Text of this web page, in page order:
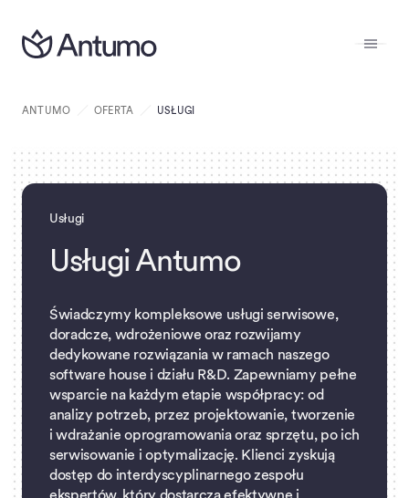
ANTUMO OFERTA USŁUGI
Usługi
UsługiAntumo
Świadczymy kompleksowe usługi serwisowe,
doradcze, wdrożeniowe oraz rozwijamy
dedykowane rozwiązania w ramach naszego
software house i działu R&D. Zapewniamy pełne
wsparcie na każdym etapie współpracy: od
analizy potrzeb, przez projektowanie, tworzenie
i wdrażanie oprogramowania oraz sprzętu, po ich
serwisowanie i optymalizację. Klienci zyskują
dostęp do interdyscyplinarnego zespołu